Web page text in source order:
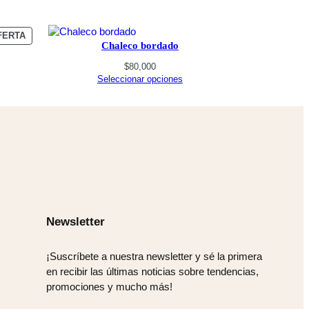
PRODUCTO
EN
Chaleco bordado
$80,000
Seleccionar opciones
Newsletter
¡Suscríbete a nuestra newsletter y sé la primera
en recibir las últimas noticias sobre tendencias,
promociones y mucho más!